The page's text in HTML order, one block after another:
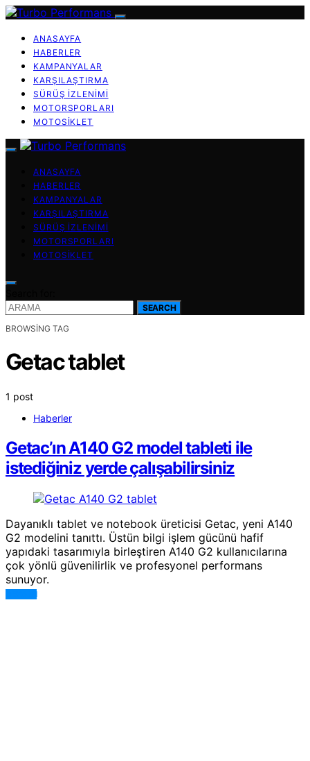
ANASAYFA
HABERLER
KAMPANYALAR
KARŞILAŞTIRMA
SÜRÜŞ İZLENIMI
MOTORSPORLARI
MOTOSIKLET
ANASAYFA
HABERLER
KAMPANYALAR
KARŞILAŞTIRMA
SÜRÜŞ İZLENIMI
MOTORSPORLARI
MOTOSIKLET
SEARCH
BROWSING TAG
Getac tablet
1 post
Haberler
Getac’ın A140 G2 model tableti ile
istediğiniz yerde çalışabilirsiniz
Dayanıklı tablet ve notebook üreticisi Getac, yeni A140
G2 modelini tanıttı. Üstün bilgi işlem gücünü hafif
yapıdaki tasarımıyla birleştiren A140 G2 kullanıcılarına
çok yönlü güvenilirlik ve profesyonel performans
sunuyor.
DEVAMI